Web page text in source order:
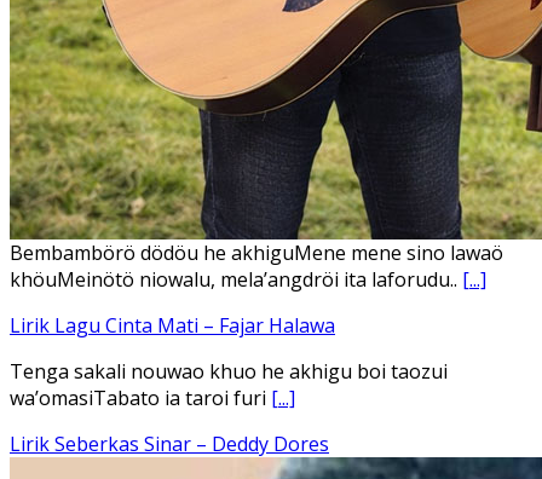
Ena’o natola ukhamoHaga mbawa ba desa’aUhalo ube’e
khomoUohe ia ube bangaimo Ena’o